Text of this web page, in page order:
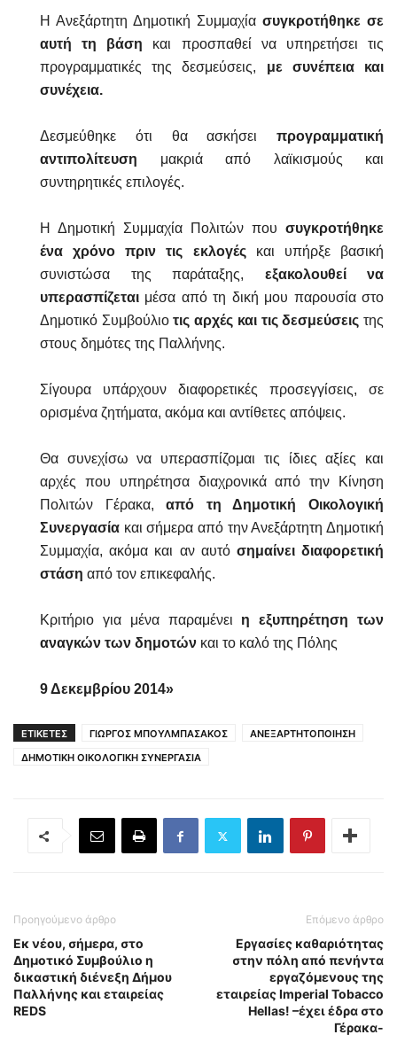
Η Ανεξάρτητη Δημοτική Συμμαχία συγκροτήθηκε σε
αυτή τη βάση και προσπαθεί να υπηρετήσει τις
προγραμματικές της δεσμεύσεις, με συνέπεια και
συνέχεια.
Δεσμεύθηκε ότι θα ασκήσει προγραμματική
αντιπολίτευση μακριά από λαϊκισμούς και
συντηρητικές επιλογές.
Η Δημοτική Συμμαχία Πολιτών που συγκροτήθηκε
ένα χρόνο πριν τις εκλογέςκαι υπήρξε βασική
συνιστώσα της παράταξης, εξακολουθεί να
υπερασπίζεται μέσα από τη δική μου παρουσία στο
Δημοτικό Συμβούλιοτις αρχές και τις δεσμεύσεις της
στους δημότες της Παλλήνης.
Σίγουρα υπάρχουν διαφορετικές προσεγγίσεις, σε
ορισμένα ζητήματα, ακόμα και αντίθετες απόψεις.
Θα συνεχίσω να υπερασπίζομαι τις ίδιες αξίες και
αρχές που υπηρέτησα διαχρονικά από την Κίνηση
Πολιτών Γέρακα,από τη Δημοτική Οικολογική
Συνεργασία και σήμερα από τηνΑνεξάρτητη Δημοτική
Συμμαχία, ακόμα και αν αυτό σημαίνει διαφορετική
στάση από τον επικεφαλής.
Κριτήριο για μένα παραμένει η εξυπηρέτηση των
αναγκών των δημοτών και το καλό της Πόλης
9 Δεκεμβρίου 2014»
ΕΤΙΚΕΤΕΣ ΓΙΩΡΓΟΣ ΜΠΟΥΛΜΠΑΣΑΚΟΣ
ΑΝΕΞΑΡΤΗΤΟΠΟΙΗΣΗ
ΔΗΜΟΤΙΚΗ ΟΙΚΟΛΟΓΙΚΗ ΣΥΝΕΡΓΑΣΙΑ
Προηγούμενο άρθρο
Εκ νέου, σήμερα, στο
Δημοτικό Συμβούλιο η
δικαστική διένεξη Δήμου
Παλλήνης και εταιρείας
REDS
Επόμενο άρθρο
Εργασίες καθαριότητας
στην πόλη από πενήντα
εργαζόμενους της
εταιρείας Imperial Tobacco
Hellas! –έχει έδρα στο
Γέρακα-